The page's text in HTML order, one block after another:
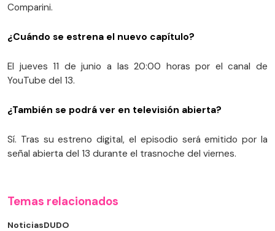
Comparini.
¿Cuándo se estrena el nuevo capítulo?
El jueves 11 de junio a las 20:00 horas por el canal de
YouTube del 13.
¿También se podrá ver en televisión abierta?
Sí. Tras su estreno digital, el episodio será emitido por la
señal abierta del 13 durante el trasnoche del viernes.
Temas relacionados
NoticiasDUDO